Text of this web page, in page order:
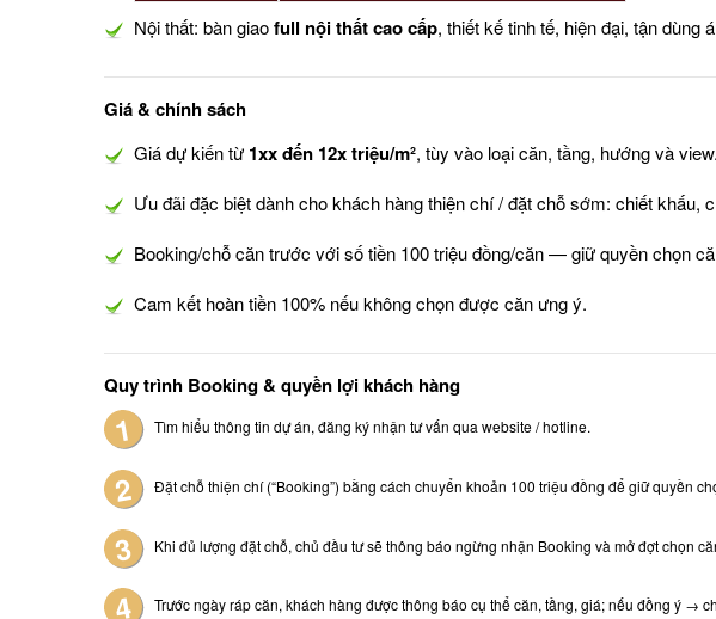
Nội thất: bàn giaofull nội thất cao cấp, thiết kế tinh tế, hiện đại, tận dùng
Giá & chính sách
Giá dự kiến từ 1xx đến 12x triệu/m², tùy vào loại căn, tầng, hướng và view.
Ưu đãi đặc biệt dành cho khách hàng thiện chí / đặt chỗ sớm: chiết khấu,
Booking/chỗ căn trước với số tiền 100 triệu đồng/căn — giữ quyền chọn
Cam kết hoàn tiền 100% nếu không chọn được căn ưng ý.
Quy trình Booking & quyền lợi khách hàng
Tìm hiểu thông tin dự án, đăng ký nhận tư vấn qua website / hotline.
Đặt chỗ thiện chí (“Booking”) bằng cách chuyển khoản 100 triệu đồng để giữ quyền
Khi đủ lượng đặt chỗ, chủ đầu tư sẽ thông báo ngừng nhận Booking và mở đợt chọn
Trước ngày ráp căn, khách hàng được thông báo cụ thể căn, tầng, giá; nếu đồng ý →